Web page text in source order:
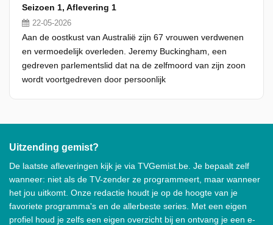
Seizoen 1, Aflevering 1
22-05-2026
Aan de oostkust van Australië zijn 67 vrouwen verdwenen
en vermoedelijk overleden. Jeremy Buckingham, een
gedreven parlementslid dat na de zelfmoord van zijn zoon
wordt voortgedreven door persoonlijk
Uitzending gemist?
De laatste afleveringen kijk je via TVGemist.be. Je bepaalt zelf
wanneer: niet als de TV-zender ze programmeert, maar wanneer
het jou uitkomt. Onze redactie houdt je op de hoogte van je
favoriete programma's en de allerbeste series. Met een eigen
profiel houd je zelfs een eigen overzicht bij en ontvang je een e-